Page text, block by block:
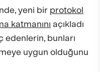
yeni bir protokol
katmanını açıkladı
edenlerin, bunları
uygun olduğunu